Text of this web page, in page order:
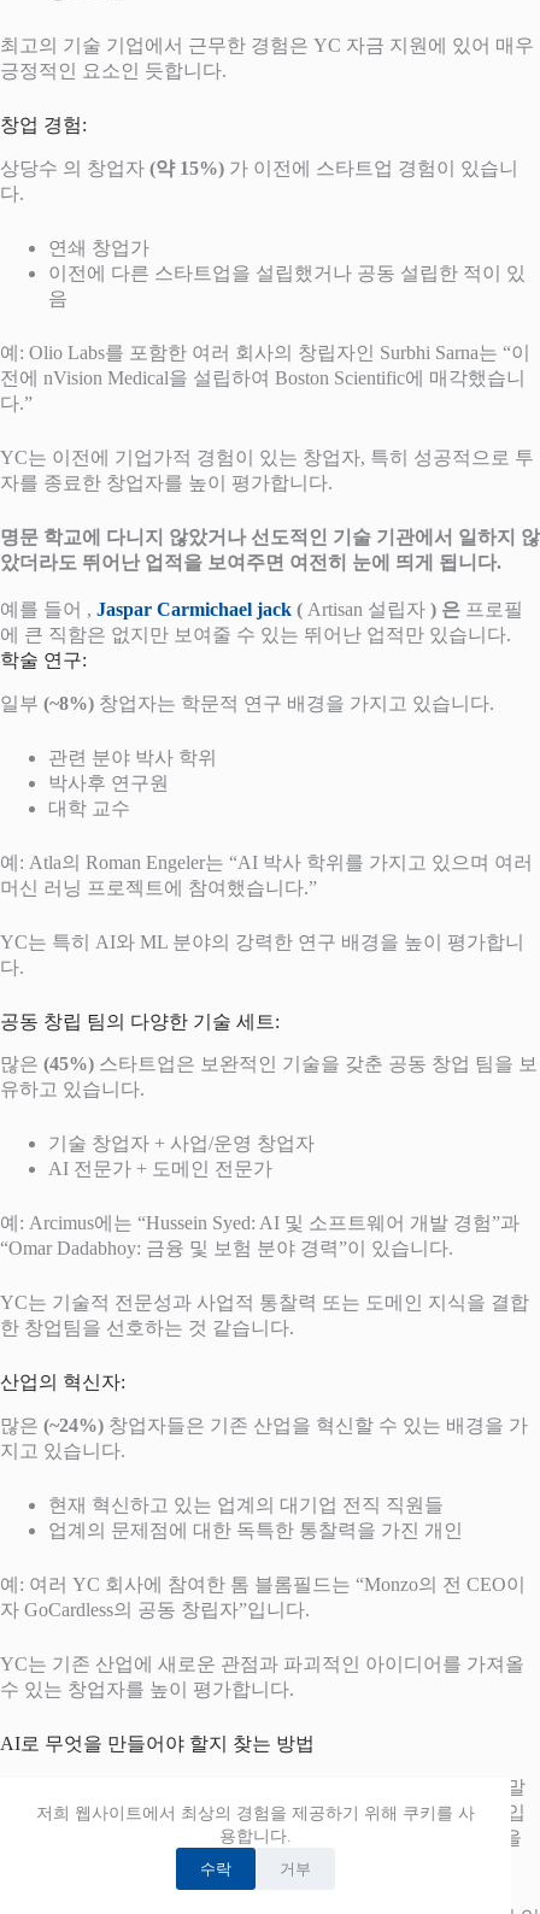
저희 웹사이트에서 최상의 경험을 제공하기 위해 쿠키를 사
용합니다.
수락 거부
최고의 기술 기업에서 근무한 경험은 YC 자금 지원에 있어 매우
긍정적인 요소인 듯합니다.
창업 경험:
상당수 의 창업자 (약 15%) 가 이전에 스타트업 경험이 있습니
다.
연쇄 창업가
이전에 다른 스타트업을 설립했거나 공동 설립한 적이 있
음
예: Olio Labs를 포함한 여러 회사의 창립자인 Surbhi Sarna는 “이
전에 nVision Medical을 설립하여 Boston Scientific에 매각했습니
다.”
YC는 이전에 기업가적 경험이 있는 창업자, 특히 성공적으로 투
자를 종료한 창업자를 높이 평가합니다.
명문 학교에 다니지 않았거나 선도적인 기술 기관에서 일하지 않
았더라도 뛰어난 업적을 보여주면 여전히 눈에 띄게 됩니다.
예를 들어 , Jaspar Carmichael jack ( Artisan 설립자 ) 은 프로필
에 큰 직함은 없지만 보여줄 수 있는 뛰어난 업적만 있습니다.
학술 연구:
일부 (~8%) 창업자는 학문적 연구 배경을 가지고 있습니다.
관련 분야 박사 학위
박사후 연구원
대학 교수
예: Atla의 Roman Engeler는 “AI 박사 학위를 가지고 있으며 여러
머신 러닝 프로젝트에 참여했습니다.”
YC는 특히 AI와 ML 분야의 강력한 연구 배경을 높이 평가합니
다.
공동 창립 팀의 다양한 기술 세트:
많은 (45%) 스타트업은 보완적인 기술을 갖춘 공동 창업 팀을 보
유하고 있습니다.
기술 창업자 + 사업/운영 창업자
AI 전문가 + 도메인 전문가
예: Arcimus에는 “Hussein Syed: AI 및 소프트웨어 개발 경험”과
“Omar Dadabhoy: 금융 및 보험 분야 경력”이 있습니다.
YC는 기술적 전문성과 사업적 통찰력 또는 도메인 지식을 결합
한 창업팀을 선호하는 것 같습니다.
산업의 혁신자:
많은 (~24%) 창업자들은 기존 산업을 혁신할 수 있는 배경을 가
지고 있습니다.
현재 혁신하고 있는 업계의 대기업 전직 직원들
업계의 문제점에 대한 독특한 통찰력을 가진 개인
예: 여러 YC 회사에 참여한 톰 블롬필드는 “Monzo의 전 CEO이
자 GoCardless의 공동 창립자”입니다.
YC는 기존 산업에 새로운 관점과 파괴적인 아이디어를 가져올
수 있는 창업자를 높이 평가합니다.
AI로 무엇을 만들어야 할지 찾는 방법
폴 그레이엄은 훌륭한 일은 세 가지 핵심 요소의 혼합이라고 말
합니다. 타고난 적성, 깊은 관심, 훌륭한 일을 할 수 있는 범위입
니다. 이 프레임워크를 적용하여 이상적인 AI 스타트업 초점을